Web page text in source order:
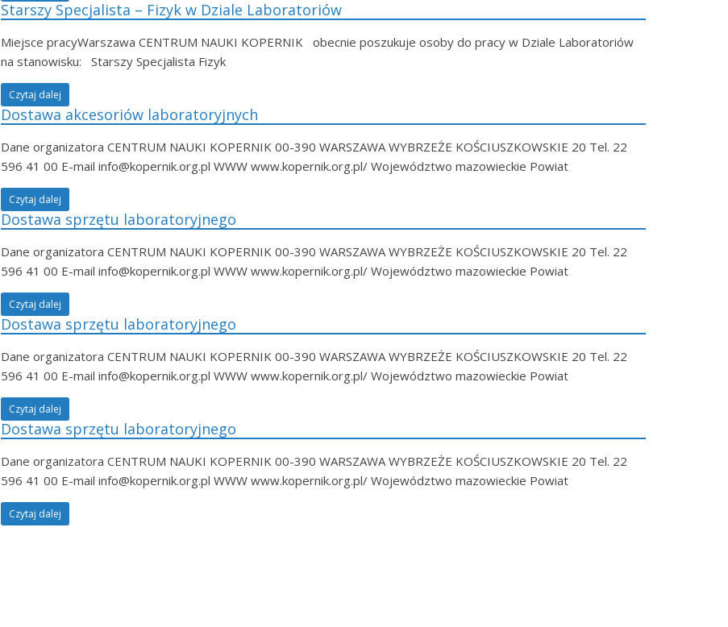
Starszy Specjalista – Fizyk w Dziale Laboratoriów
Miejsce pracyWarszawa CENTRUM NAUKI KOPERNIK obecnie poszukuje osoby do pracy w Dziale Laboratoriów
na stanowisku: Starszy Specjalista Fizyk
Czytaj dalej
Dostawa akcesoriów laboratoryjnych
Dane organizatora CENTRUM NAUKI KOPERNIK 00-390 WARSZAWA WYBRZEŻE KOŚCIUSZKOWSKIE 20 Tel. 22
596 41 00 E-mail info@kopernik.org.pl WWW www.kopernik.org.pl/ Województwo mazowieckie Powiat
Czytaj dalej
Dostawa sprzętu laboratoryjnego
Dane organizatora CENTRUM NAUKI KOPERNIK 00-390 WARSZAWA WYBRZEŻE KOŚCIUSZKOWSKIE 20 Tel. 22
596 41 00 E-mail info@kopernik.org.pl WWW www.kopernik.org.pl/ Województwo mazowieckie Powiat
Czytaj dalej
Dostawa sprzętu laboratoryjnego
Dane organizatora CENTRUM NAUKI KOPERNIK 00-390 WARSZAWA WYBRZEŻE KOŚCIUSZKOWSKIE 20 Tel. 22
596 41 00 E-mail info@kopernik.org.pl WWW www.kopernik.org.pl/ Województwo mazowieckie Powiat
Czytaj dalej
Dostawa sprzętu laboratoryjnego
Dane organizatora CENTRUM NAUKI KOPERNIK 00-390 WARSZAWA WYBRZEŻE KOŚCIUSZKOWSKIE 20 Tel. 22
596 41 00 E-mail info@kopernik.org.pl WWW www.kopernik.org.pl/ Województwo mazowieckie Powiat
Czytaj dalej